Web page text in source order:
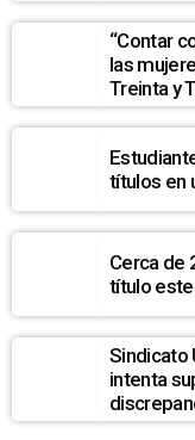
“Contar
las
Treinta y
títulos en
Cerca de
título
Sindicato
intenta
Nacional